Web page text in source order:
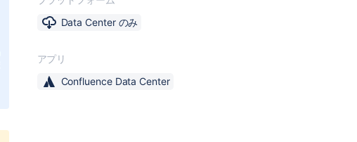
Data Center のみ
アプリ
Confluence Data Center